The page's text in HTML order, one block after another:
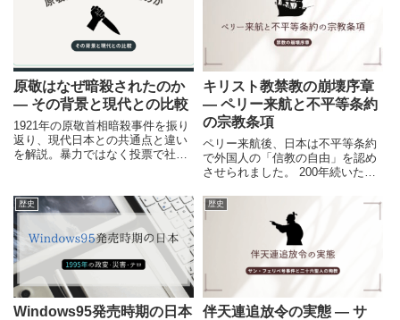
原敬はなぜ暗殺されたのか
― その背景と現代との比較
1921年の原敬首相暗殺事件を振り
返り、現代日本との共通点と違い
を解説。暴力ではなく投票で社会
キリスト教禁教の崩壊序章
― ペリー来航と不平等条約
の宗教条項
ペリー来航後、日本は不平等条約
で外国人の「信教の自由」を認め
させられました。 200年続いたキ
代を、宗教条項の原文と共に紐解
きます。
歴史
Windows95発売時期の日本
歴史
伴天連追放令の実態 ― サ